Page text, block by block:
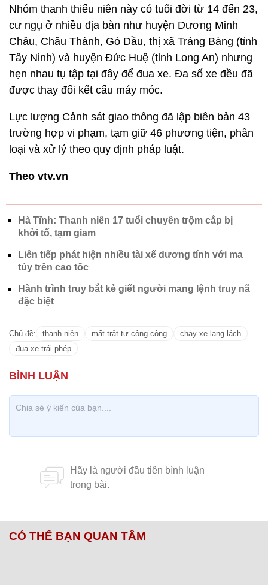
Nhóm thanh thiếu niên này có tuổi đời từ 14 đến 23,
cư ngụ ở nhiều địa bàn như huyện Dương Minh
Châu, Châu Thành, Gò Dầu, thị xã Trảng Bàng (tỉnh
Tây Ninh) và huyện Đức Huệ (tỉnh Long An) nhưng
hẹn nhau tụ tập tại đây để đua xe. Đa số xe đều đã
được thay đổi kết cấu máy móc.
Lực lượng Cảnh sát giao thông đã lập biên bản 43
trường hợp vi phạm, tạm giữ 46 phương tiện, phân
loại và xử lý theo quy định pháp luật.
Theo vtv.vn
Hà Tĩnh: Thanh niên 17 tuổi chuyên trộm cắp bị
khởi tố, tạm giam
Liên tiếp phát hiện nhiều tài xế dương tính với ma
túy trên cao tốc
Hành trình truy bắt kẻ giết người mang lệnh truy nã
đặc biệt
Chủ đề: thanh niên mất trật tự công cộng
chạy xe lạng lách
đua xe trái phép
CÓ THỂ BẠN QUAN TÂM